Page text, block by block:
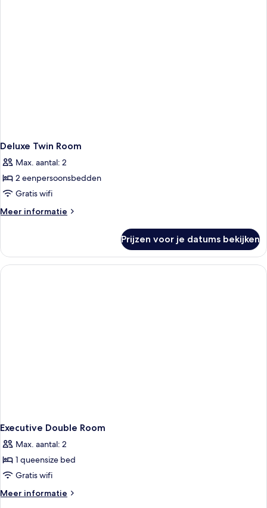
Deluxe Twin Room
Max. aantal: 2
2 eenpersoonsbedden
Gratis wifi
Meer informatie
Meer
Twin
Room
Prijzen voor je datums bekijken
Executive Double Room
Max. aantal: 2
1 queensize bed
Gratis wifi
Meer informatie
Meer